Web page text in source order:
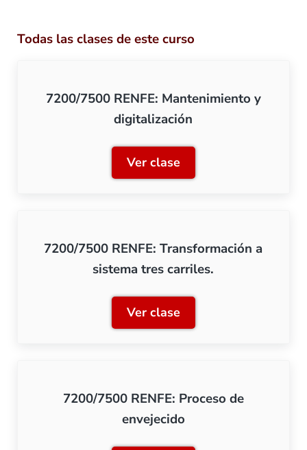
Todas las clases de este curso
7200/7500 RENFE: Mantenimiento y
digitalización
Ver clase7200/7500 RENFE:
7200/7500 RENFE: Transformación a
sistema tres carriles.
Ver clase7200/7500 RENFE:
7200/7500 RENFE: Proceso de
envejecido